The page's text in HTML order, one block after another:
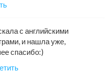
с английскими
и нашла уже,
спасибо:)